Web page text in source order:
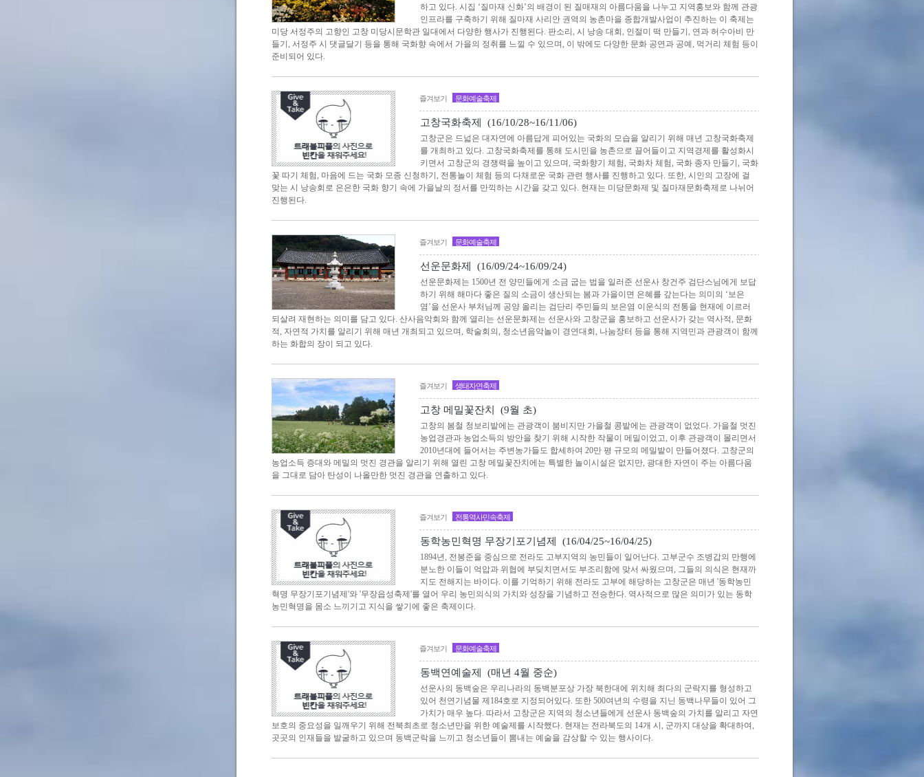
하고 있다. 시집 ‘질마재 신화’의 배경이 된 질매재의 아름다움을 나누고 지역홍보와 함께 관광
인프라를 구축하기 위해 질마재 사리안 권역의 농촌마을 종합개발사업이 추진하는 이 축제는
미당 서정주의 고향인 고창 미당시문학관 일대에서 다양한 행사가 진행된다. 판소리, 시 낭송 대회, 인절미 떡 만들기, 연과 허수아비 만
들기, 서정주 시 댓글달기 등을 통해 국화향 속에서 가을의 정취를 느낄 수 있으며, 이 밖에도 다양한 문화 공연과 공예, 먹거리 체험 등이
준비되어 있다.
즐겨보기 문화예술축제
고창국화축제 (16/10/28~16/11/06)
고창군은 드넓은 대자연에 아름답게 피어있는 국화의 모습을 알리기 위해 매년 고창국화축제
를 개최하고 있다. 고창국화축제를 통해 도시민을 농촌으로 끌어들이고 지역경제를 활성화시
키면서 고창군의 경쟁력을 높이고 있으며, 국화향기 체험, 국화차 체험, 국화 종자 만들기, 국화
꽃 따기 체험, 마음에 드는 국화 모종 신청하기, 전통놀이 체험 등의 다채로운 국화 관련 행사를 진행하고 있다. 또한, 시인의 고장에 걸
맞는 시 낭송회로 은은한 국화 향기 속에 가을날의 정서를 만끽하는 시간을 갖고 있다. 현재는 미당문화제 및 질마재문화축제로 나뉘어
진행된다.
즐겨보기 문화예술축제
선운문화제 (16/09/24~16/09/24)
선운문화제는 1500년 전 양민들에게 소금 굽는 법을 일러준 선운사 창건주 검단스님에게 보답
하기 위해 해마다 좋은 질의 소금이 생산되는 봄과 가을이면 은혜를 갚는다는 의미의 ‘보은
염’을 선운사 부처님께 공양 올리는 검단리 주민들의 보은염 이운식의 전통을 현재에 이르러
되살려 재현하는 의미를 담고 있다. 산사음악회와 함께 열리는 선운문화제는 선운사와 고창군을 홍보하고 선운사가 갖는 역사적, 문화
적, 자연적 가치를 알리기 위해 매년 개최되고 있으며, 학술회의, 청소년음악놀이 경연대회, 나눔장터 등을 통해 지역민과 관광객이 함께
하는 화합의 장이 되고 있다.
즐겨보기 생태자연축제
고창 메밀꽃잔치 (9월 초)
고창의 봄철 청보리밭에는 관광객이 붐비지만 가을철 콩밭에는 관광객이 없었다. 가을철 멋진
농업경관과 농업소득의 방안을 찾기 위해 시작한 작물이 메밀이었고, 이후 관광객이 몰리면서
2010년대에 들어서는 주변농가들도 합세하여 20만 평 규모의 메밀밭이 만들어졌다. 고창군의
농업소득 증대와 메밀의 멋진 경관을 알리기 위해 열린 고창 메밀꽃잔치에는 특별한 놀이시설은 없지만, 광대한 자연이 주는 아름다움
을 그대로 담아 탄성이 나올만한 멋진 경관을 연출하고 있다.
즐겨보기 전통역사민속축제
동학농민혁명 무장기포기념제 (16/04/25~16/04/25)
1894년, 전봉준을 중심으로 전라도 고부지역의 농민들이 일어난다. 고부군수 조병갑의 만행에
분노한 이들이 억압과 위협에 부딪치면서도 부조리함에 맞서 싸웠으며, 그들의 의식은 현재까
지도 전해지는 바이다. 이를 기억하기 위해 전라도 고부에 해당하는 고창군은 매년 '동학농민
혁명 무장기포기념제'와 '무장읍성축제'를 열어 우리 농민의식의 가치와 성장을 기념하고 전승한다. 역사적으로 많은 의미가 있는 동학
농민혁명을 몸소 느끼기고 지식을 쌓기에 좋은 축제이다.
즐겨보기 문화예술축제
동백연예술제 (매년 4월 중순)
선운사의 동백숲은 우리나라의 동백분포상 가장 북한대에 위치해 최다의 군락지를 형성하고
있어 천연기념물 제184호로 지정되어있다. 또한 500여년의 수령을 지닌 동백나무들이 있어 그
가치가 매우 높다. 따라서 고창군은 지역의 청소년들에게 선운사 동백숲의 가치를 알리고 자연
보호의 중요성을 일깨우기 위해 전북최초로 청소년만을 위한 예술제를 시작했다. 현재는 전라북도의 14개 시, 군까지 대상을 확대하여,
곳곳의 인재들을 발굴하고 있으며 동백군락을 느끼고 청소년들이 뽐내는 예술을 감상할 수 있는 행사이다.